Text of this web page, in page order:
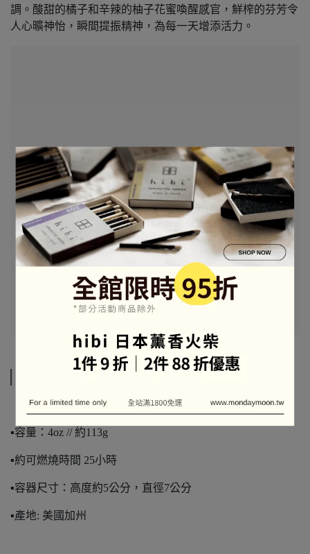
調。酸甜的橘子和辛辣的柚子花蜜喚醒感官，鮮榨的芬芳令
人心曠神怡，瞬間提振精神，為每一天增添活力。
▪️容量：4oz // 約113g
▪️約可燃燒時間 25小時
▪️容器尺寸：高度約5公分，直徑7公分
▪️產地: 美國加州